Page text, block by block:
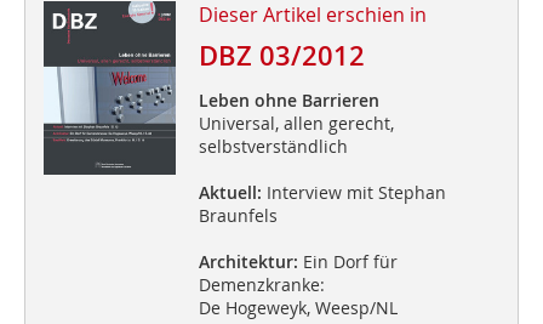
Dieser Artikel erschien in
DBZ 03/2012
Leben ohne Barrieren
Universal, allen gerecht,
selbstverständlich
Aktuell: Interview mit Stephan
Braunfels
Architektur: Ein Dorf für
Demenzkranke:
De Hogeweyk, Weesp/NL